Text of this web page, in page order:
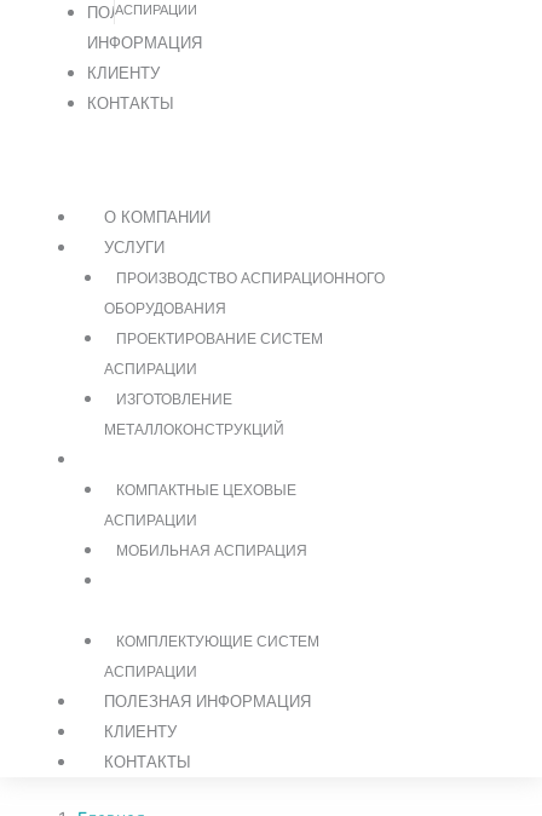
АСПИРАЦИИ
ПОЛЕЗНАЯ
ИНФОРМАЦИЯ
КЛИЕНТУ
КОНТАКТЫ
О КОМПАНИИ
УСЛУГИ
ПРОИЗВОДСТВО АСПИРАЦИОННОГО
ОБОРУДОВАНИЯ
ПРОЕКТИРОВАНИЕ СИСТЕМ
АСПИРАЦИИ
ИЗГОТОВЛЕНИЕ
МЕТАЛЛОКОНСТРУКЦИЙ
КОМПАКТНЫЕ ЦЕХОВЫЕ
АСПИРАЦИИ
МОБИЛЬНАЯ АСПИРАЦИЯ
КОМПЛЕКТУЮЩИЕ СИСТЕМ
АСПИРАЦИИ
ПОЛЕЗНАЯ ИНФОРМАЦИЯ
КЛИЕНТУ
КОНТАКТЫ